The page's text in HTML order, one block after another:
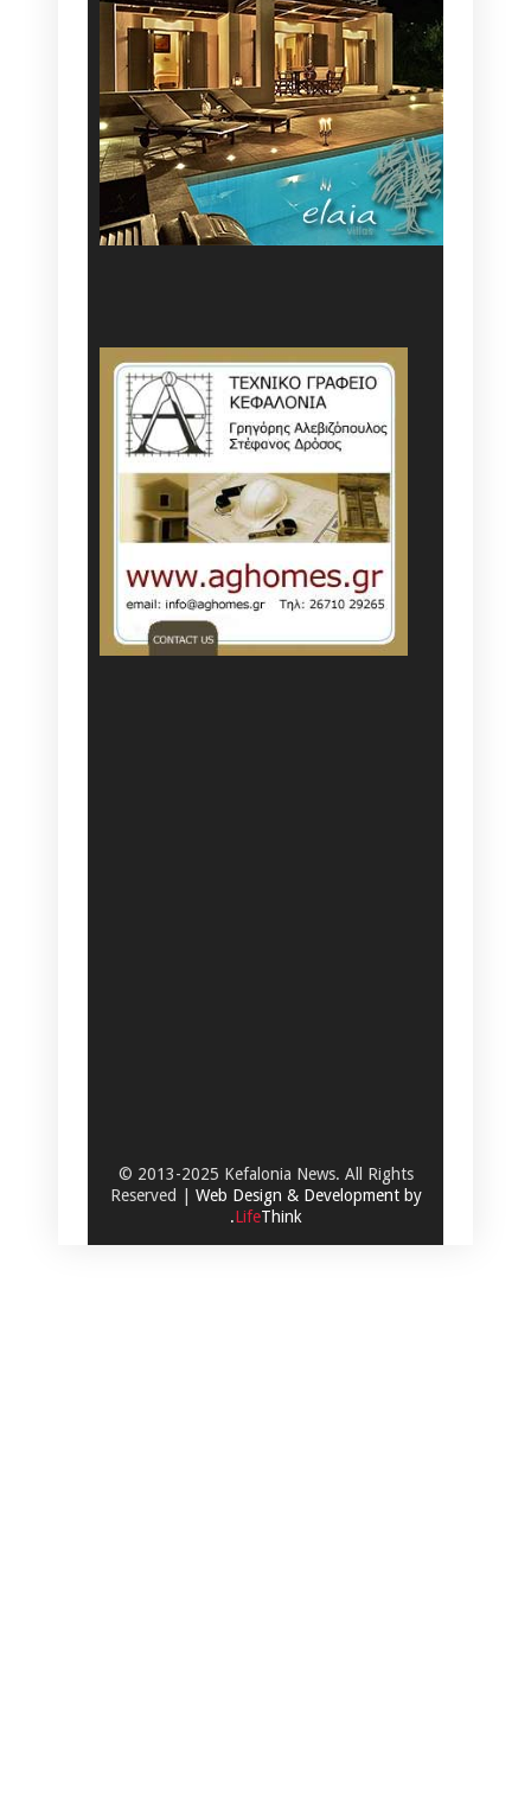
© 2013-2025 Kefalonia News. All Rights
Reserved | Web Design & Development by
.LifeThink